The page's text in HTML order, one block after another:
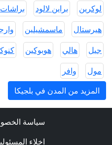
لوكرين
براين لالود براشات
هيرستال
ماسمشيلين
جيل
هالي هوبوكين
مول
وافر
المزيد من المدن في بلجيكا
سياسة
اخلاء